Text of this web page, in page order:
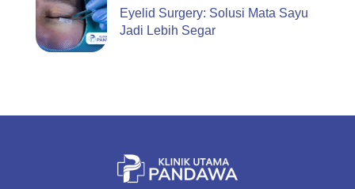
Eyelid Surgery: Solusi Mata Sayu
Jadi Lebih Segar